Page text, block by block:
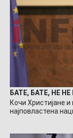
БАТЕ, БАТЕ, НЕ
Кочи Христијане
најповластена